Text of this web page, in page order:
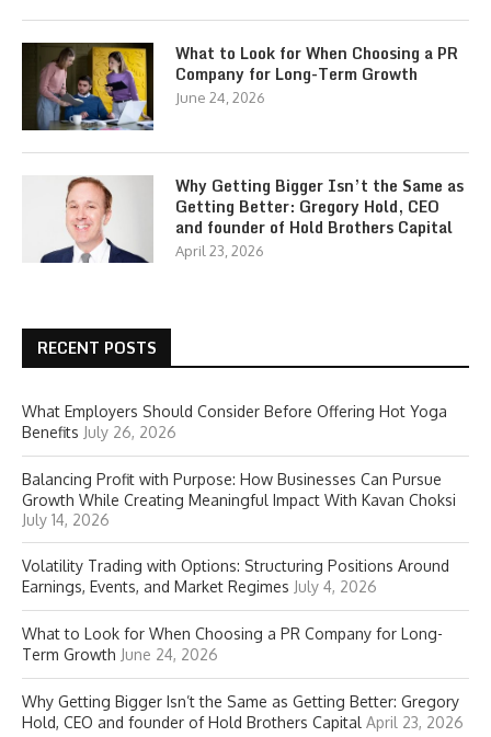
What to Look for When Choosing a PR
Company for Long-Term Growth
June 24, 2026
Why Getting Bigger Isn’t the Same as
Getting Better: Gregory Hold, CEO
and founder of Hold Brothers Capital
April 23, 2026
RECENT POSTS
What Employers Should Consider Before Offering Hot Yoga
Benefits July 26, 2026
Balancing Profit with Purpose: How Businesses Can Pursue
Growth While Creating Meaningful Impact With Kavan Choksi
July 14, 2026
Volatility Trading with Options: Structuring Positions Around
Earnings, Events, and Market Regimes July 4, 2026
What to Look for When Choosing a PR Company for Long-
Term Growth June 24, 2026
Why Getting Bigger Isn’t the Same as Getting Better: Gregory
Hold, CEO and founder of Hold Brothers Capital April 23, 2026